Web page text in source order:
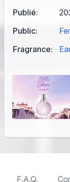
Publié:
Public:
Fragrance:
F.A.Q.